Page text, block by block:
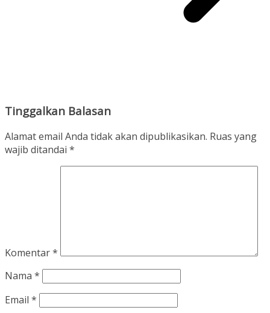
Tinggalkan Balasan
Alamat email Anda tidak akan dipublikasikan. Ruas yang
wajib ditandai *
Komentar*
Nama *
Email *